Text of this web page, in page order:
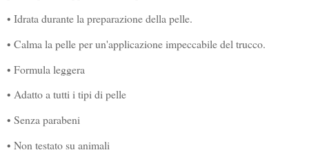
• Idrata durante la preparazione della pelle.
• Calma la pelle per un'applicazione impeccabile del trucco.
• Formula leggera
• Adatto a tutti i tipi di pelle
• Senza parabeni
• Non testato su animali